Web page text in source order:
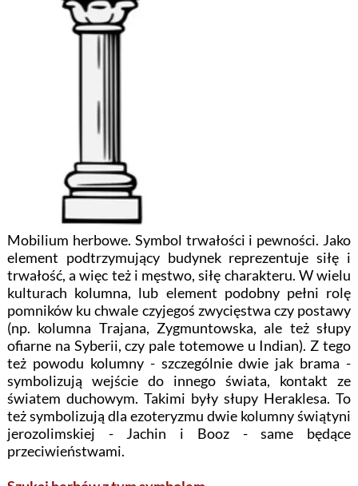
Mobilium herbowe. Symbol trwałości i pewności. Jako
element podtrzymujący budynek reprezentuje siłę i
trwałość, a więc też i męstwo, siłę charakteru. W wielu
kulturach kolumna, lub element podobny pełni rolę
pomników ku chwale czyjegoś zwycięstwa czy postawy
(np. kolumna Trajana, Zygmuntowska, ale też słupy
ofiarne na Syberii, czy pale totemowe u Indian). Z tego
też powodu kolumny - szczególnie dwie jak brama -
symbolizują wejście do innego świata, kontakt ze
światem duchowym. Takimi były słupy Heraklesa. To
też symbolizują dla ezoteryzmu dwie kolumny świątyni
jerozolimskiej - Jachin i Booz - same będące
przeciwieństwami.